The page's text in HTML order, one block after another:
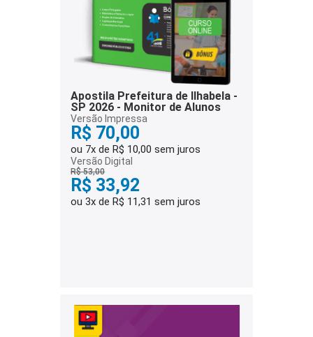
Apostila Prefeitura de Ilhabela -
SP 2026 - Monitor de Alunos
Versão Impressa
R$ 70,00
ou 7x de R$ 10,00 sem juros
Versão Digital
R$ 53,00
R$ 33,92
ou 3x de R$ 11,31 sem juros